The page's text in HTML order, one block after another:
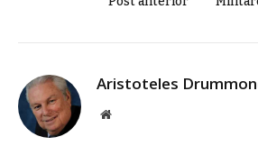
Aristoteles
Site